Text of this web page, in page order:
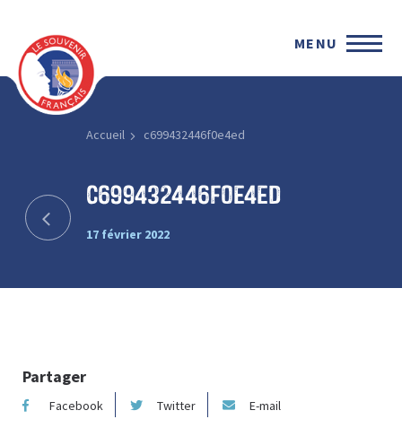
MENU
Accueil c699432446f0e4ed
c699432446f0e4ed
17 février 2022
Partager
Facebook Twitter E-mail